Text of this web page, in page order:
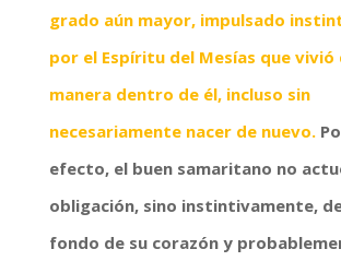
grado aún mayor, impulsado
por el Espíritu del Mesías que
manera dentro de él, incluso sin
necesariamente nacer de nuevo.
efecto, el buen samaritano no
obligación, sino instintivamente,
fondo de su corazón y